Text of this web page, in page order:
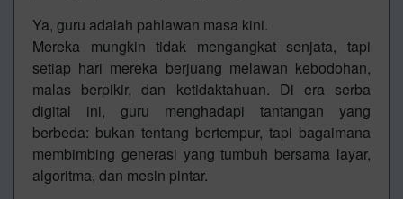
Ya, guru adalah pahlawan masa kini.
Mereka mungkin tidak mengangkat senjata, tapi
setiap hari mereka berjuang melawan kebodohan,
malas berpikir, dan ketidaktahuan. Di era serba
digital ini, guru menghadapi tantangan yang
berbeda: bukan tentang bertempur, tapi bagaimana
membimbing generasi yang tumbuh bersama layar,
algoritma, dan mesin pintar.